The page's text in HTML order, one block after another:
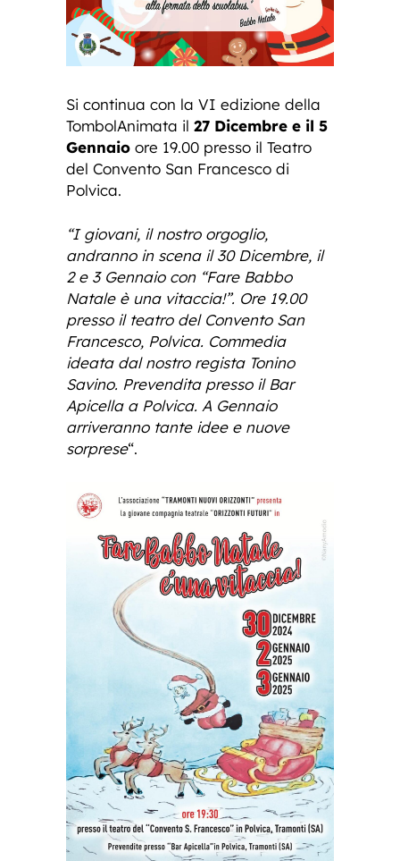
Si continua con la VI edizione della
TombolAnimata il 27 Dicembre e il 5
Gennaio ore 19.00 presso il Teatro
del Convento San Francesco di
Polvica.
“I giovani, il nostro orgoglio,
andranno in scena il 30 Dicembre, il
2 e 3 Gennaio con “Fare Babbo
Natale è una vitaccia!”. Ore 19.00
presso il teatro del Convento San
Francesco, Polvica. Commedia
ideata dal nostro regista Tonino
Savino. Prevendita presso il Bar
Apicella a Polvica. A Gennaio
arriveranno tante idee e nuove
sorprese“.